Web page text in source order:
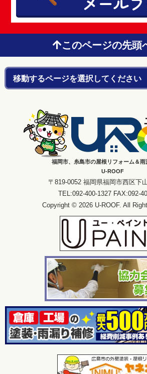
このページの先頭
福岡市、糸島市の屋根リフォーム＆雨
U-ROOF
〒819-0052 福岡県福岡市西区下
TEL:092-400-1327 FAX:092-
Copyright © 2026 U-ROOF. All